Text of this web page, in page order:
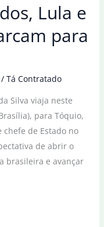
Lula e
para
/ Tá Contratado
Silva viaja neste
para Tóquio,
chefe de Estado no
de abrir o
brasileira e avançar